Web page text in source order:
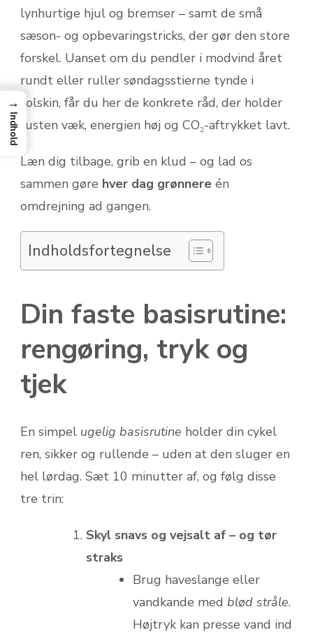
lynhurtige hjul og bremser – samt de små
sæson- og opbevaringstricks, der gør den store
forskel. Uanset om du pendler i modvind året
rundt eller ruller søndagsstierne tynde i
solskin, får du her de konkrete råd, der holder
rusten væk, energien høj og CO₂-aftrykket lavt.
Læn dig tilbage, grib en klud – og lad os
sammen gøre hver dag grønnere én
omdrejning ad gangen.
Indholdsfortegnelse
Din faste basisrutine:
rengøring, tryk og
tjek
En simpel uge­lig basisrutine holder din cykel
ren, sikker og rullende – uden at den sluger en
hel lørdag. Sæt 10 minutter af, og følg disse
tre trin:
Skyl snavs og vejsalt af – og tør
straks
Brug haveslange eller
vandkande med blød stråle.
Højtryk kan presse vand ind
→
Indhold